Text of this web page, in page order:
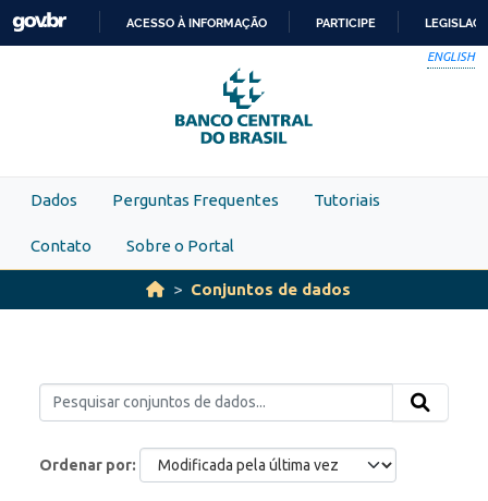
Skip to main content
PARA
O
CONTEÚDO
ACESSO À INFORMAÇÃO PARTICIPE
ENGLISH
Dados Perguntas Frequentes Tutoriais
Contato Sobre o Portal
Conjuntos de dados
Ordenar por